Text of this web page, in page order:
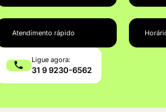
Atendimento rápido
Ligue agora:
31 9 9230-6562